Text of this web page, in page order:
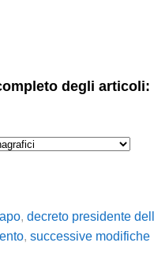
degli articoli:
, decreto presidente
, successive modifiche